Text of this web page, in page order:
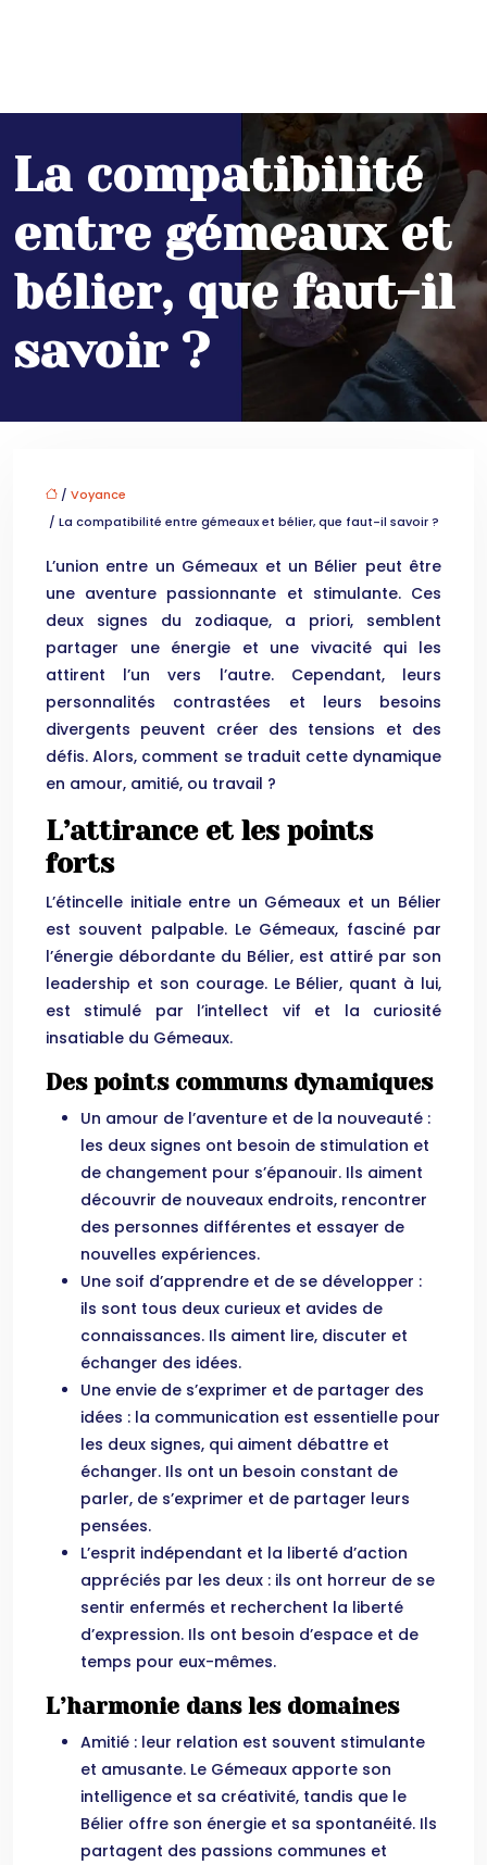
La compatibilité
entre gémeaux et
bélier, que faut-il
savoir ?
/ Voyance
/ La compatibilité entre gémeaux et bélier, que faut-il savoir ?
L’union entre un Gémeaux et un Bélier peut être
une aventure passionnante et stimulante. Ces
deux signes du zodiaque, a priori, semblent
partager une énergie et une vivacité qui les
attirent l’un vers l’autre. Cependant, leurs
personnalités contrastées et leurs besoins
divergents peuvent créer des tensions et des
défis. Alors, comment se traduit cette dynamique
en amour, amitié, ou travail ?
L’attirance et les points
forts
L’étincelle initiale entre un Gémeaux et un Bélier
est souvent palpable. Le Gémeaux, fasciné par
l’énergie débordante du Bélier, est attiré par son
leadership et son courage. Le Bélier, quant à lui,
est stimulé par l’intellect vif et la curiosité
insatiable du Gémeaux.
Des points communs dynamiques
Un amour de l’aventure et de la nouveauté :
les deux signes ont besoin de stimulation et
de changement pour s’épanouir. Ils aiment
découvrir de nouveaux endroits, rencontrer
des personnes différentes et essayer de
nouvelles expériences.
Une soif d’apprendre et de se développer :
ils sont tous deux curieux et avides de
connaissances. Ils aiment lire, discuter et
échanger des idées.
Une envie de s’exprimer et de partager des
idées : la communication est essentielle pour
les deux signes, qui aiment débattre et
échanger. Ils ont un besoin constant de
parler, de s’exprimer et de partager leurs
pensées.
L’esprit indépendant et la liberté d’action
appréciés par les deux : ils ont horreur de se
sentir enfermés et recherchent la liberté
d’expression. Ils ont besoin d’espace et de
temps pour eux-mêmes.
L’harmonie dans les domaines
Amitié : leur relation est souvent stimulante
et amusante. Le Gémeaux apporte son
intelligence et sa créativité, tandis que le
Bélier offre son énergie et sa spontanéité. Ils
partagent des passions communes et